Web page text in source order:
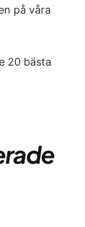
på våra
20 bästa